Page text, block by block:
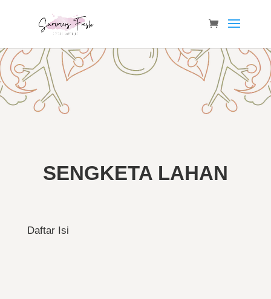
SENGKETA LAHAN
Daftar Isi